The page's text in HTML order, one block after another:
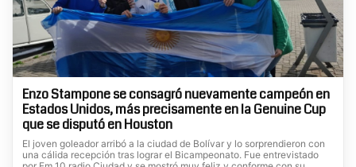
Enzo Stampone se consagró nuevamente campeón en
Estados Unidos, más precisamente en la Genuine Cup
que se disputó en Houston
El joven goleador arribó a la ciudad de Bolívar y lo sorprendieron con
una cálida recepción tras lograr el Bicampeonato. Fue entrevistado